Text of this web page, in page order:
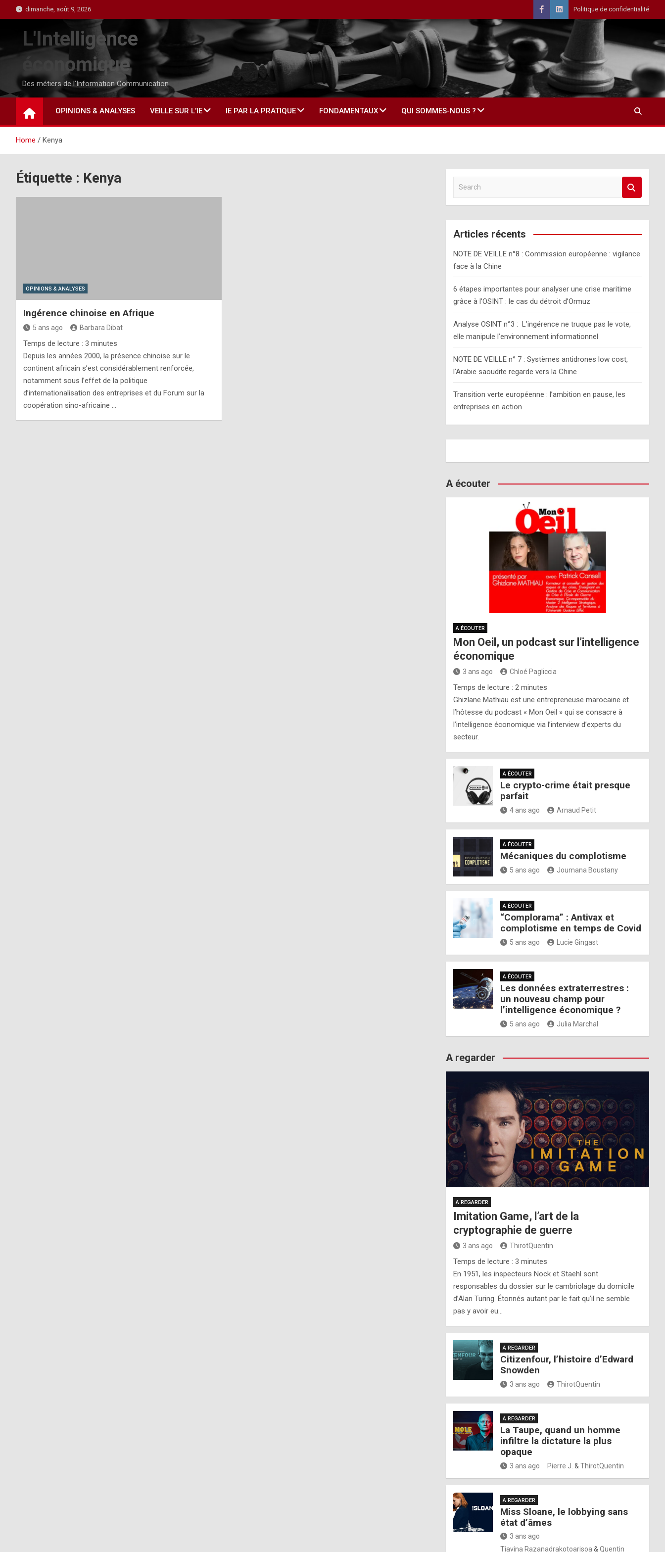
to
content
dimanche, août 9, 2026 Politique de confidentialité
L'Intelligence
économique
Des métiers de l'Information Communication
OPINIONS & ANALYSES VEILLE SUR L’IE IE PAR LA PRATIQUE FONDAMENTAUX QUI SOMMES-NOUS ?
Home Kenya
Étiquette : Kenya
OPINIONS & ANALYSES
Ingérence chinoise en Afrique
5 ans ago Barbara Dibat
Temps de lecture : 3 minutes
Depuis les années 2000, la présence chinoise sur le
continent africain s’est considérablement renforcée,
notamment sous l’effet de la politique
d’internationalisation des entreprises et du Forum sur la
coopération sino-africaine …
a
r
c
Articles récents
NOTE DE VEILLE n°8 : Commission européenne : vigilance
face à la Chine
6 étapes importantes pour analyser une crise maritime
grâce à l’OSINT : le cas du détroit d’Ormuz
Analyse OSINT n°3 : L’ingérence ne truque pas le vote,
elle manipule l’environnement informationnel
NOTE DE VEILLE n° 7 : Systèmes antidrones low cost,
l’Arabie saoudite regarde vers la Chine
Transition verte européenne : l’ambition en pause, les
entreprises en action
A écouter
A ÉCOUTER
Mon Oeil, un podcast sur l’intelligence
économique
3 ans ago Chloé Pagliccia
Temps de lecture :2 minutes
Ghizlane Mathiau est une entrepreneuse marocaine et
l’hôtesse du podcast « Mon Oeil » qui se consacre à
l’intelligence économique via l’interview d’experts du
secteur.
A ÉCOUTER
Le crypto-crime était presque
parfait
4 ans ago Arnaud Petit
A ÉCOUTER
Mécaniques du complotisme
5 ans ago Joumana Boustany
A ÉCOUTER
“Complorama” : Antivax et
complotisme en temps de Covid
5 ans ago Lucie Gingast
A ÉCOUTER
Les données extraterrestres :
un nouveau champ pour
l’intelligence économique ?
5 ans ago Julia Marchal
A regarder
A REGARDER
Imitation Game, l’art de la
cryptographie de guerre
3 ans ago ThirotQuentin
Temps de lecture :3 minutes
En 1951, les inspecteurs Nock et Staehl sont
responsables du dossier sur le cambriolage du domicile
d’Alan Turing. Étonnés autant par le fait qu’il ne semble
pas y avoir eu…
A REGARDER
Citizenfour, l’histoire d’Edward
Snowden
3 ans ago ThirotQuentin
A REGARDER
La Taupe, quand un homme
infiltre la dictature la plus
opaque
3 ans ago Pierre J. &ThirotQuentin
A REGARDER
Miss Sloane, le lobbying sans
état d’âmes
3 ans ago
Tiavina Razanadrakotoarisoa &Quentin